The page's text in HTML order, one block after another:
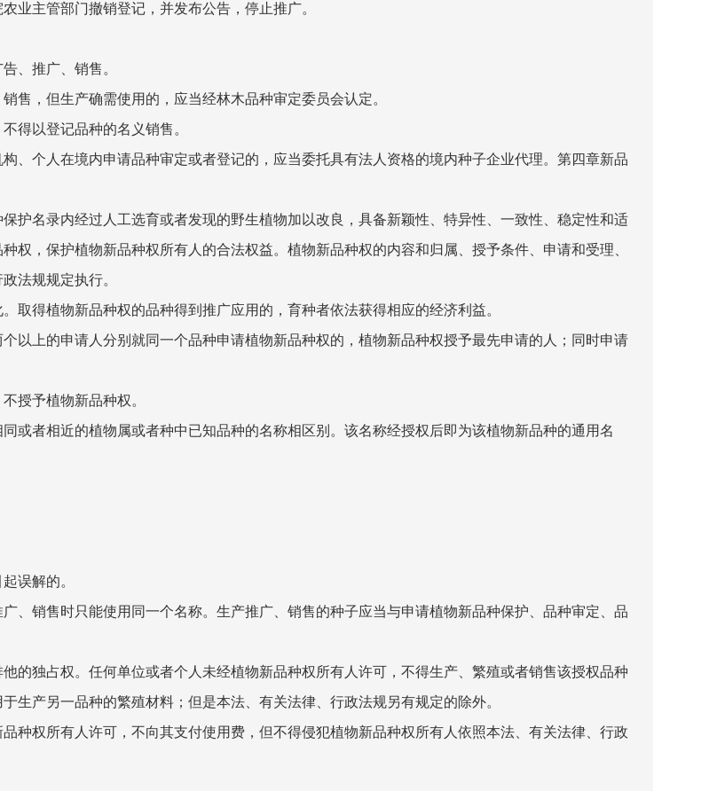
主管部门撤销登记，并发布公告，停止推广。
、推广、销售。
，但生产确需使用的，应当经林木品种审定委员会认定。
以登记品种的名义销售。
个人在境内申请品种审定或者登记的，应当委托具有法人资格的境内种子企业代理。第四章新品
名录内经过人工选育或者发现的野生植物加以改良，具备新颖性、特异性、一致性、稳定性和适
权，保护植物新品种权所有人的合法权益。植物新品种权的内容和归属、授予条件、申请和受理、
法规规定执行。
得植物新品种权的品种得到推广应用的，育种者依法获得相应的经济利益。
上的申请人分别就同一个品种申请植物新品种权的，植物新品种权授予最先申请的人；同时申请
授予植物新品种权。
者相近的植物属或者种中已知品种的名称相区别。该名称经授权后即为该植物新品种的通用名
误解的。
销售时只能使用同一个名称。生产推广、销售的种子应当与申请植物新品种保护、品种审定、品
独占权。任何单位或者个人未经植物新品种权所有人许可，不得生产、繁殖或者销售该授权品种
生产另一品种的繁殖材料；但是本法、有关法律、行政法规另有规定的除外。
权所有人许可，不向其支付使用费，但不得侵犯植物新品种权所有人依照本法、有关法律、行政